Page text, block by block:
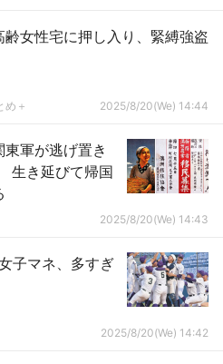
女性宅に押し入り、緊縛強盗
め＋ 2025/8/20(We) 14:44
軍が逃げ置き
生き延びて帰国
2025/8/20(We) 14:43
子マネ、多すぎ
2025/8/20(We) 14:42